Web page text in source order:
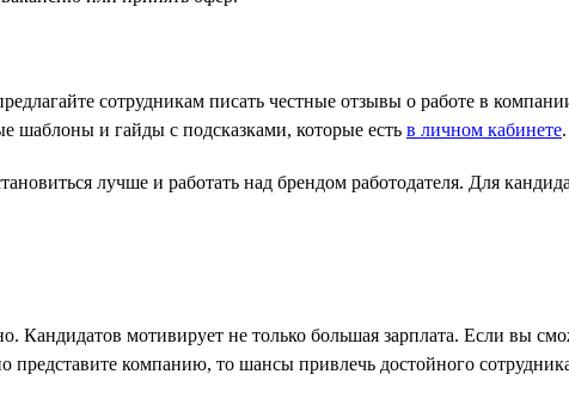
сотрудникам писать честные отзывы о работе в
шаблоны и гайды с подсказками, которые есть в личном кабинете.
лучше и работать над брендом работодателя. Для
мотивирует не только большая зарплата. Если вы
представите компанию, то шансы привлечь достойного